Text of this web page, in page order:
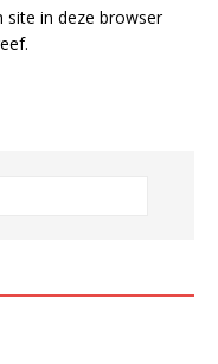
site in deze browser